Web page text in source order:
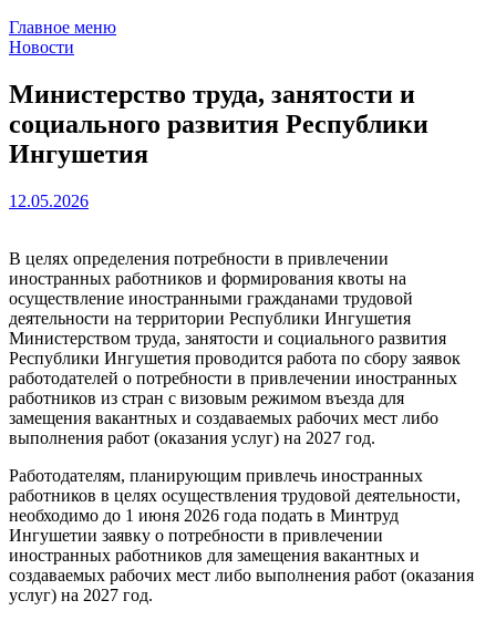
Главное меню
Новости
Министерство труда, занятости и
социального развития Республики
Ингушетия
12.05.2026
В целях определения потребности в привлечении
иностранных работников и формирования квоты на
осуществление иностранными гражданами трудовой
деятельности на территории Республики Ингушетия
Министерством труда, занятости и социального развития
Республики Ингушетия проводится работа по сбору заявок
работодателей о потребности в привлечении иностранных
работников из стран с визовым режимом въезда для
замещения вакантных и создаваемых рабочих мест либо
выполнения работ (оказания услуг) на 2027 год.
Работодателям, планирующим привлечь иностранных
работников в целях осуществления трудовой деятельности,
необходимо до 1 июня 2026 года подать в Минтруд
Ингушетии заявку о потребности в привлечении
иностранных работников для замещения вакантных и
создаваемых рабочих мест либо выполнения работ (оказания
услуг) на 2027 год.